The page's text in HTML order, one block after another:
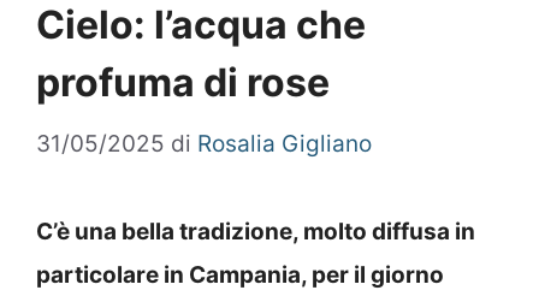
Cielo: l’acqua che
profuma di rose
31/05/2025 di Rosalia Gigliano
C’è una bella tradizione, molto diffusa in
particolare in Campania, per il giorno